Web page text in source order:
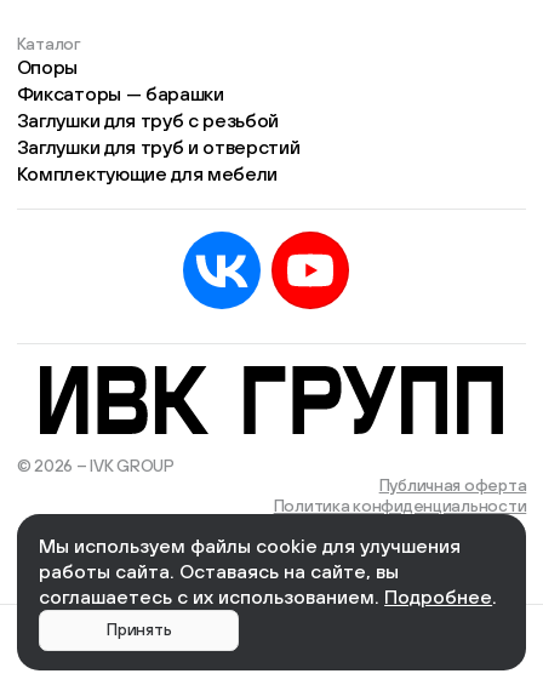
Каталог
Каталог
Опоры
Фиксаторы — барашки
Заглушки для труб с резьбой
Заглушки для труб и отверстий
Комплектующие для мебели
© 2026 – IVK GROUP
Публичная оферта
Политика конфиденциальности
Cоздано и поддерживается в компании We Wizards
Мы используем файлы cookie для улучшения
работы сайта. Оставаясь на сайте, вы
соглашаетесь с их использованием. Подробнее.
Принять
Есть учётная запись? Войти